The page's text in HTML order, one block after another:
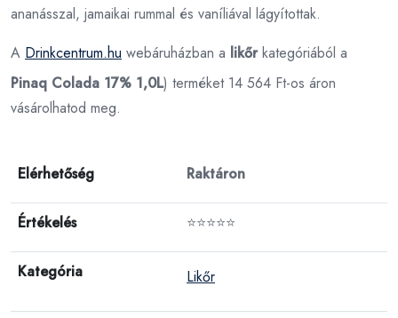
ananásszal, jamaikai rummal és vaníliával lágyítottak.
A Drinkcentrum.hu webáruházban a likőrkategóriából a
Pinaq Colada 17% 1,0L) terméket 14 564 Ft-os áron
vásárolhatod meg.
Elérhetőség Raktáron
Értékelés ⭐⭐⭐⭐⭐
Kategória Likőr